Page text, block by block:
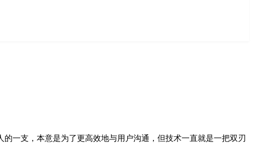
支，本意是为了更高效地与用户沟通，但技术一直就是一把双刃